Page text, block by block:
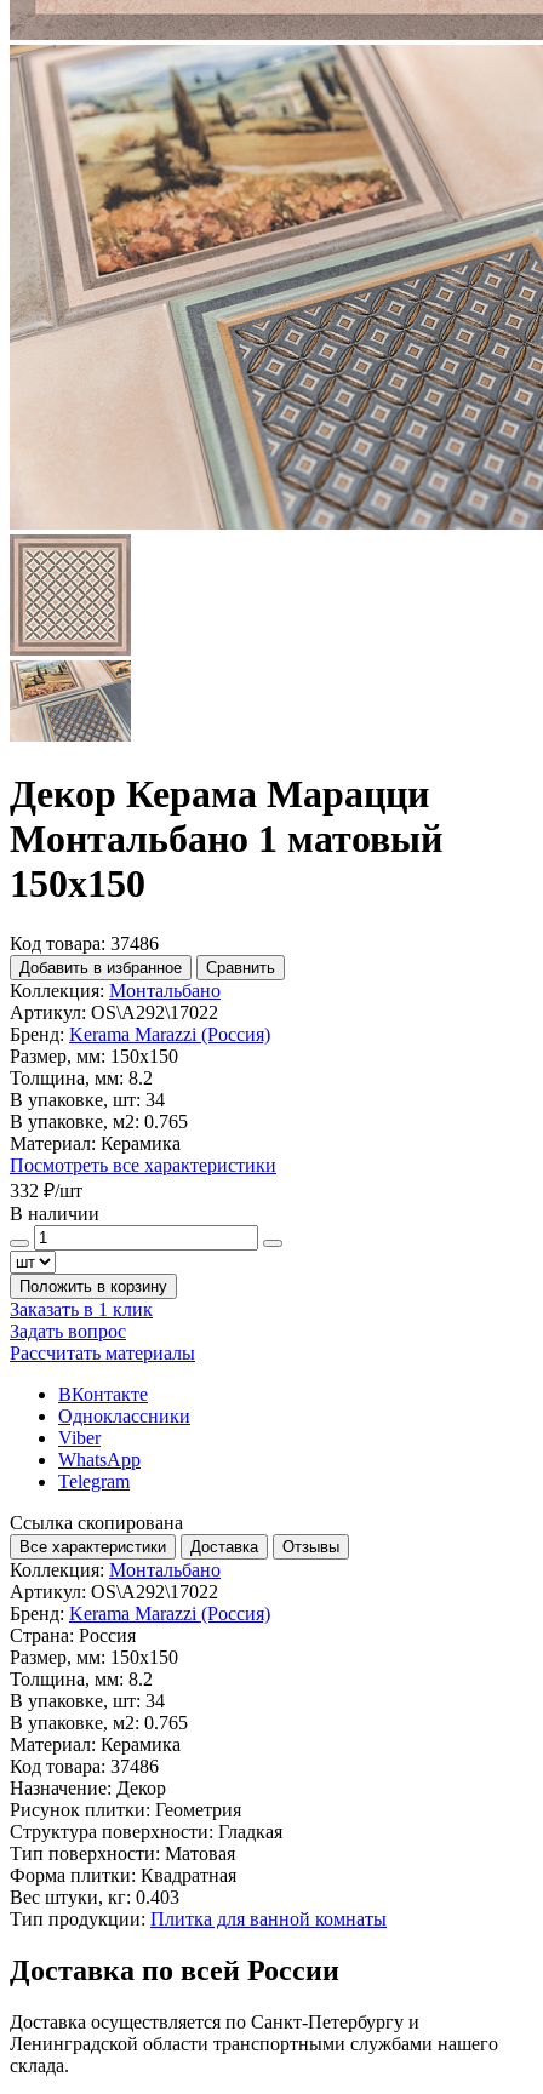
Декор Керама Марацци
Монтальбано 1 матовый
150x150
Код товара: 37486
Добавить в избранное Сравнить
Коллекция: Монтальбано
Артикул: OS\A292\17022
Бренд: Kerama Marazzi (Россия)
Размер, мм: 150x150
Толщина, мм: 8.2
В упаковке, шт: 34
В упаковке, м2: 0.765
Материал: Керамика
Посмотреть все характеристики
332 ₽/шт
В наличии
Положить в корзину
Заказать в 1 клик
Задать вопрос
Рассчитать материалы
ВКонтакте
Одноклассники
Viber
WhatsApp
Telegram
Ссылка скопирована
Все характеристики Доставка Отзывы
Коллекция: Монтальбано
Артикул: OS\A292\17022
Бренд: Kerama Marazzi (Россия)
Страна: Россия
Размер, мм: 150x150
Толщина, мм: 8.2
В упаковке, шт: 34
В упаковке, м2: 0.765
Материал: Керамика
Код товара: 37486
Назначение: Декор
Рисунок плитки: Геометрия
Структура поверхности: Гладкая
Тип поверхности: Матовая
Форма плитки: Квадратная
Вес штуки, кг: 0.403
Тип продукции: Плитка для ванной комнаты
Доставка по всей России
Доставка осуществляется по Санкт-Петербургу и
Ленинградской области транспортными службами нашего
склада.